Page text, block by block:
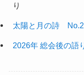
り
太陽と月の詩
2026年 総会後の語